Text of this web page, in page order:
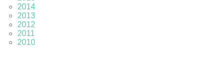
2014
2013
2012
2011
2010